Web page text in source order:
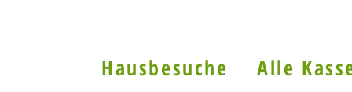
Hausbesuche Alle